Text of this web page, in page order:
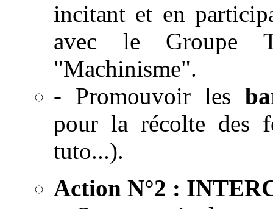
incitant et en
avec le Groupe
"Machinisme".
- Promouvoir les
pour la récolte des
tuto...).
Action N°2 :